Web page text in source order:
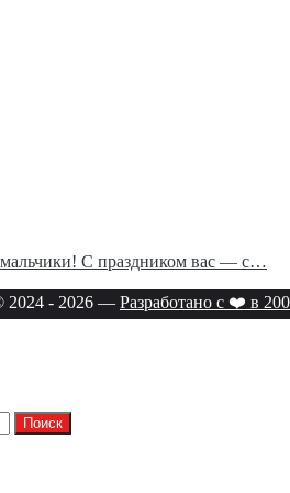
С праздником вас — с…
2024 - 2026 — Разработано с ❤️ в